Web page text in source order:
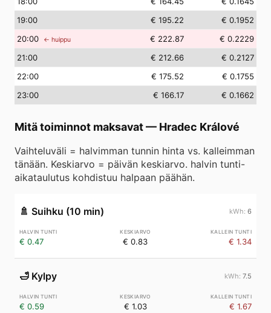
19:00 € 195.22
€ 0.1952
20:00 ← huippu € 222.87
€ 0.2229
21:00 € 212.66
€ 0.2127
22:00 € 175.52
€ 0.1755
23:00 € 166.17 € 0.1662
Mitä toiminnot maksavat— Hradec Králové
Vaihteluväli = halvimman tunnin hinta vs. kalleimman
tänään. Keskiarvo = päivän keskiarvo. halvin tunti-
aikataulutus kohdistuu halpaan päähän.
🚿 Suihku (10 min) 6
€ 0.47 € 0.83 € 1.34
🛁 Kylpy 7.5
€ 0.59 € 1.03 € 1.67